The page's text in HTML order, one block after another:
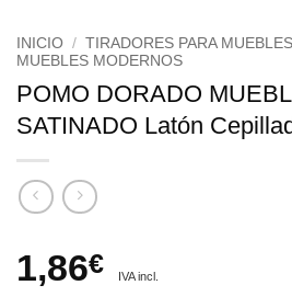
INICIO / TIRADORES PARA MUEBLES
MUEBLES MODERNOS
POMO DORADO
SATINADO Latón
1,86€ IVA incl.